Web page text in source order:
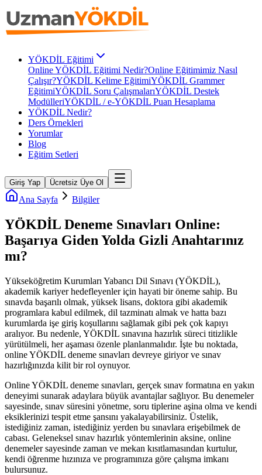
YÖKDİL Eğitimi
Online YÖKDİL Eğitimi Nedir?Online Eğitimimiz Nasıl
Çalışır?YÖKDİL Kelime EğitimiYÖKDİL Grammer
EğitimiYÖKDİL Soru ÇalışmalarıYÖKDİL Destek
ModülleriYÖKDİL / e-YÖKDİL Puan Hesaplama
YÖKDİL Nedir?
Ders Örnekleri
Yorumlar
Blog
Eğitim Setleri
Giriş Yap Ücretsiz Üye Ol
Ana Sayfa Bilgiler
YÖKDİL Deneme Sınavları Online:
Başarıya Giden Yolda Gizli Anahtarınız
mı?
Yükseköğretim Kurumları Yabancı Dil Sınavı (YÖKDİL),
akademik kariyer hedefleyenler için hayati bir öneme sahip. Bu
sınavda başarılı olmak, yüksek lisans, doktora gibi akademik
programlara kabul edilmek, dil tazminatı almak ve hatta bazı
kurumlarda işe giriş koşullarını sağlamak gibi pek çok kapıyı
aralıyor. Bu nedenle, YÖKDİL sınavına hazırlık süreci titizlikle
yürütülmeli, her aşaması özenle planlanmalıdır. İşte bu noktada,
online YÖKDİL deneme sınavları devreye giriyor ve sınav
hazırlığınızda kilit bir rol oynuyor.
Online YÖKDİL deneme sınavları, gerçek sınav formatına en yakın
deneyimi sunarak adaylara büyük avantajlar sağlıyor. Bu denemeler
sayesinde, sınav süresini yönetme, soru tiplerine aşina olma ve kendi
eksiklerinizi tespit etme şansını yakalayabilirsiniz. Üstelik,
istediğiniz zaman, istediğiniz yerden bu sınavlara erişebilmek de
cabası. Geleneksel sınav hazırlık yöntemlerinin aksine, online
denemeler sayesinde zaman ve mekan kısıtlamasından kurtulur,
kendi öğrenme hızınıza ve programınıza göre çalışma imkanı
bulursunuz.